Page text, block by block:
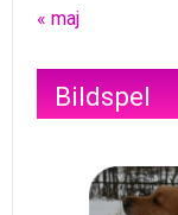
« maj
Bildspel